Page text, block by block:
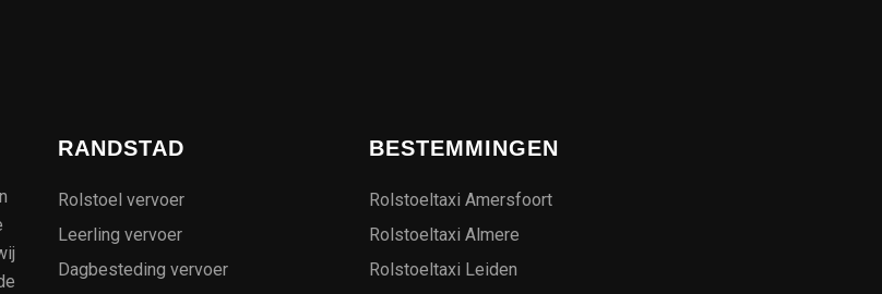
RANDSTAD
Rolstoel vervoer
Leerling vervoer
Dagbesteding vervoer
BESTEMMINGEN
Rolstoeltaxi Amersfoort
Rolstoeltaxi Almere
Rolstoeltaxi Leiden